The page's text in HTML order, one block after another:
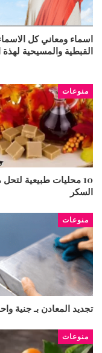
اسماء ومعاني كل
القبطية والمسيحية لهذة
منوعات
10 محليات طبيعية
السكر
منوعات
تجديد المعادن بـ جنية
منوعات